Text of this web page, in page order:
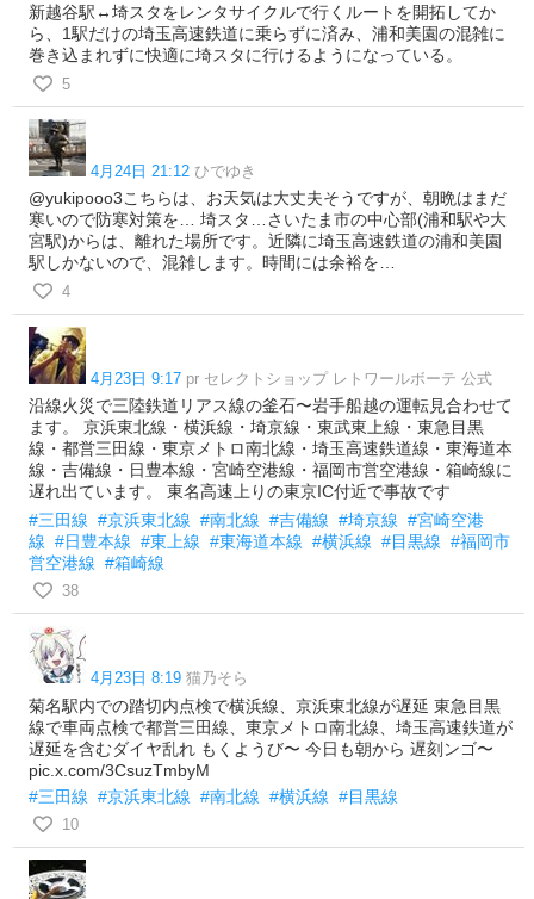
新越谷駅↔埼スタをレンタサイクルで行くルートを開拓してか
ら、1駅だけの埼玉高速鉄道に乗らずに済み、浦和美園の混雑に
巻き込まれずに快適に埼スタに行けるようになっている。
5
4月24日 21:12 ひでゆき
@yukipooo3こちらは、お天気は大丈夫そうですが、朝晩はまだ
寒いので防寒対策を… 埼スタ…さいたま市の中心部(浦和駅や大
宮駅)からは、離れた場所です。近隣に埼玉高速鉄道の浦和美園
駅しかないので、混雑します。時間には余裕を…
4
4月23日 9:17 pr セレクトショップ レトワールボーテ 公式
沿線火災で三陸鉄道リアス線の釜石〜岩手船越の運転見合わせて
ます。 京浜東北線・横浜線・埼京線・東武東上線・東急目黒
線・都営三田線・東京メトロ南北線・埼玉高速鉄道線・東海道本
線・吉備線・日豊本線・宮崎空港線・福岡市営空港線・箱崎線に
遅れ出ています。 東名高速上りの東京IC付近で事故です
#三田線 #京浜東北線 #南北線 #吉備線 #埼京線 #宮崎空港
線 #日豊本線 #東上線 #東海道本線 #横浜線 #目黒線 #福岡市
営空港線 #箱崎線
38
4月23日 8:19 猫乃そら
菊名駅内での踏切内点検で横浜線、京浜東北線が遅延 東急目黒
線で車両点検で都営三田線、東京メトロ南北線、埼玉高速鉄道が
遅延を含むダイヤ乱れ もくようび〜 今日も朝から 遅刻ンゴ〜
pic.x.com/3CsuzTmbyM
#三田線 #京浜東北線 #南北線 #横浜線 #目黒線
10